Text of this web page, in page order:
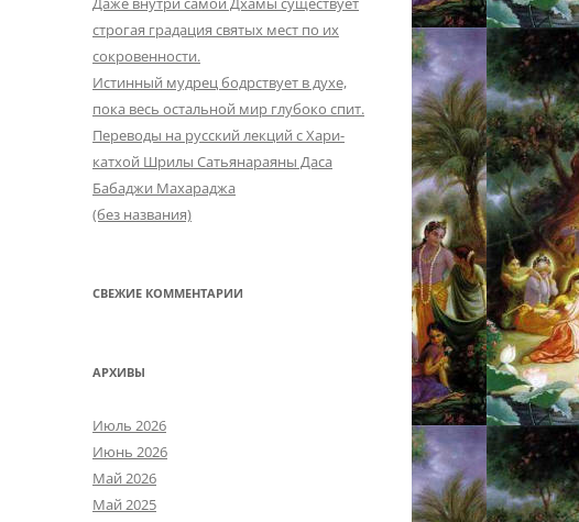
строгая градация святых мест по их
сокровенности.
Истинный мудрец бодрствует в духе,
пока весь остальной мир глубоко спит.
Переводы на русский лекций с Хари-
катхой Шрилы Сатьянараяны Даса
Бабаджи Махараджа
(без названия)
СВЕЖИЕ КОММЕНТАРИИ
АРХИВЫ
Июль 2026
Июнь 2026
Май 2026
Май 2025